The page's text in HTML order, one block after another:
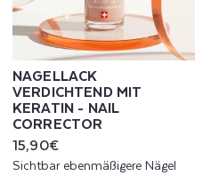
NAGELLACK
VERDICHTEND MIT
KERATIN - NAIL
CORRECTOR
Normaler
Preis
15,90€
Sichtbar ebenmäßigere Nägel